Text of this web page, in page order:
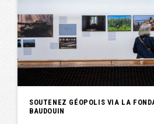
SOUTENEZ GÉOPOLIS VIA LA
BAUDOUIN